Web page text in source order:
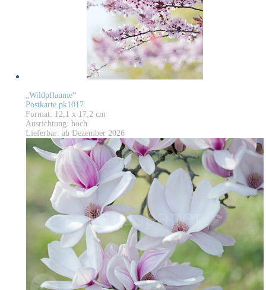
„Wildpflaume“
Postkarte pk1017
Format: 12,1 x 17,2 cm
Ausrichtung: hoch
Lieferbar: ab Dezember 2026